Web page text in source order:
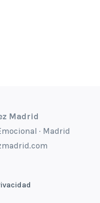
Madrid
· Madrid